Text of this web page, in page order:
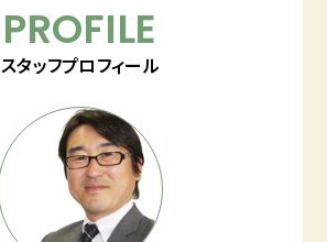
PROFILE
スタッフプロフィール